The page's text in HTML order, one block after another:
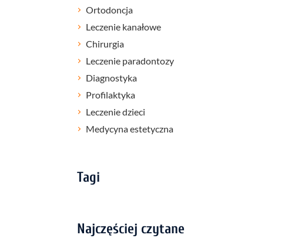
Ortodoncja
Leczenie kanałowe
Chirurgia
Leczenie paradontozy
Diagnostyka
Profilaktyka
Leczenie dzieci
Medycyna estetyczna
Tagi
Najczęściej czytane